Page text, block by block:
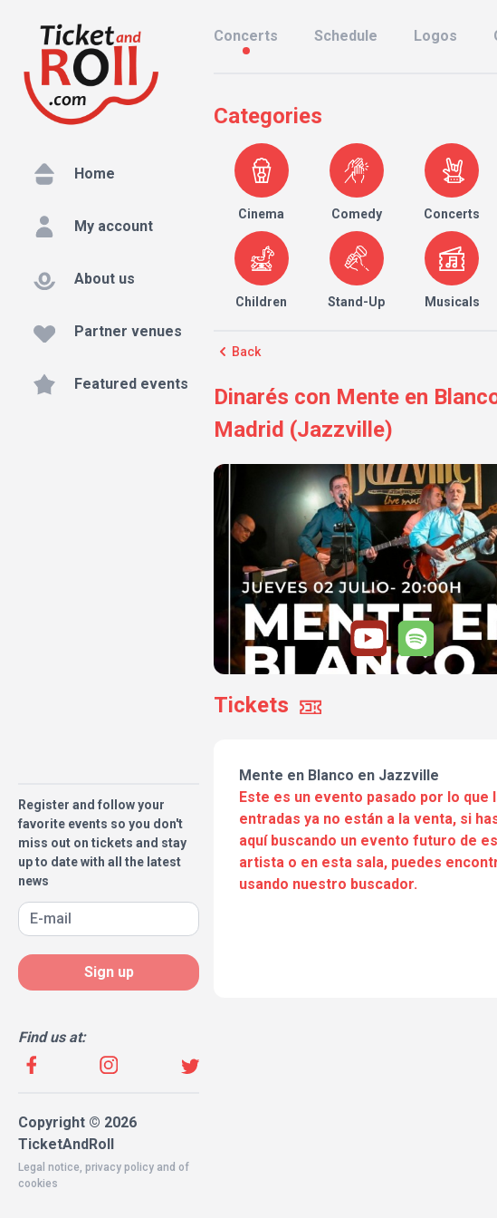
Home
My account
About us
Partner venues
Featured events
Register and follow your
favorite events so you don't
miss out on tickets and stay
up to date with all the latest
news
Sign up
Find us at:
Copyright © 2026
TicketAndRoll
Legal notice, privacy policy and of
cookies
Concerts Schedule Logos
Categories
Cinema Comedy Concerts
Children Stand-Up Musicals
Back
Dinarés con Mente en
Madrid (Jazzville)
Tickets
Mente en Blanco en Jazzville
Este es un evento pasado por lo que
entradas ya no están a la venta, si
aquí buscando un evento futuro de
artista o en esta sala, puedes
usando nuestro buscador.